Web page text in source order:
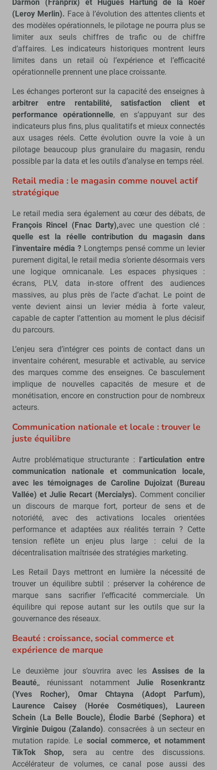
Darmon (Franprix) et Hugues Hartung de la Roer
(Leroy Merlin). Face à l’évolution des attentes clients et
des modèles opérationnels, le pilotage ne pourra plus se
limiter aux seuls chiffres de trafic ou de chiffre
d’affaires. Les indicateurs historiques montrent leurs
limites dans un retail où l’expérience et l’efficacité
opérationnelle prennent une place croissante.
Les échanges porteront sur la capacité des enseignes à
arbitrer entre rentabilité, satisfaction client et
performance opérationnelle, en s’appuyant sur des
indicateurs plus fins, plus qualitatifs et mieux connectés
aux usages réels. Cette évolution ouvre la voie à un
pilotage beaucoup plus granulaire du magasin, rendu
possible par la data et les outils d’analyse en temps réel.
Retail media : le magasin comme nouvel actif
stratégique
Le retail media sera également au cœur des débats, de
François Rincel (Fnac Darty),avec une question clé :
quelle est la réelle contribution du magasin dans
l’inventaire média ? Longtemps pensé comme un levier
purement digital, le retail media s’oriente désormais vers
une logique omnicanale. Les espaces physiques :
écrans, PLV, data in-store offrent des audiences
massives, au plus près de l’acte d’achat. Le point de
vente devient ainsi un levier média à forte valeur,
capable de capter l’attention au moment le plus décisif
du parcours.
L’enjeu sera d’intégrer ces points de contact dans un
inventaire cohérent, mesurable et activable, au service
des marques comme des enseignes. Ce basculement
implique de nouvelles capacités de mesure et de
monétisation, encore en construction pour de nombreux
acteurs.
Communication nationale et locale : trouver le
juste équilibre
Autre problématique structurante : l’articulation entre
communication nationale et communication locale,
avec les témoignages de Caroline Dujoizat (Bureau
Vallée) et Julie Recart (Mercialys). Comment concilier
un discours de marque fort, porteur de sens et de
notoriété, avec des activations locales orientées
performance et adaptées aux réalités terrain ? Cette
tension reflète un enjeu plus large : celui de la
décentralisation maîtrisée des stratégies marketing.
Les Retail Days mettront en lumière la nécessité de
trouver un équilibre subtil : préserver la cohérence de
marque sans sacrifier l’efficacité commerciale. Un
équilibre qui repose autant sur les outils que sur la
gouvernance des réseaux.
Beauté : croissance, social commerce et
expérience de marque
Le deuxième jour s’ouvrira avec lesAssises de la
Beauté,, réunissant notammentJulie Rosenkrantz
(Yves Rocher), Omar Chtayna (Adopt Parfum),
Laurence Caisey (Horée Cosmétiques), Laureen
Schein (La Belle Boucle), Élodie Barbé (Sephora) et
Virginie Duigou (Zalando). consacrées à un secteur en
mutation rapide. Le social commerce, et notamment
TikTok Shop, sera au centre des discussions.
Accélérateur de volumes, ce canal pose aussi des